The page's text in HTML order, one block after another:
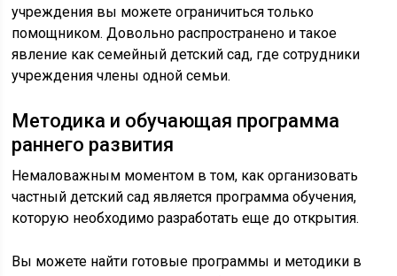
учреждения вы можете ограничиться только
помощником. Довольно распространено и такое
явление как семейный детский сад, где сотрудники
учреждения члены одной семьи.
Методика и обучающая программа
раннего развития
Немаловажным моментом в том, как организовать
частный детский сад является программа обучения,
которую необходимо разработать еще до открытия.
Вы можете найти готовые программы и методики в